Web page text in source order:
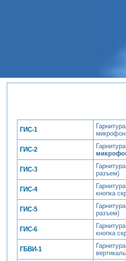
ГИС-1
микрофон
ГИС-2
ГИС-3
разъем)
ГИС-4
кнопка
ГИС-5
разъем)
ГИС-6
кнопка
ГБВИ-1